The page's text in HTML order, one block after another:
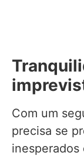
Com um
precisa se
inesperados